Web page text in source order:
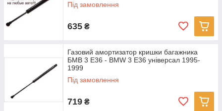
Під замовлення
635 ₴
Газовий амортизатор кришки багажника
БМВ 3 Е36 - BMW 3 E36 універсал 1995-
1999
Під замовлення
719 ₴